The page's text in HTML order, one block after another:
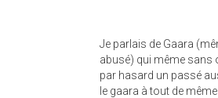
Je parlais de Gaara
abusé) qui même
par hasard un passé
le gaara à tout de